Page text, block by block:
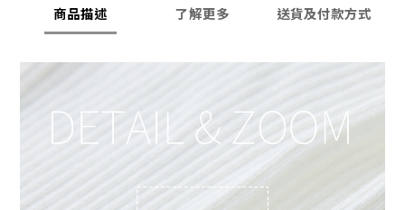
商品描述 了解更多 送貨及付款方式